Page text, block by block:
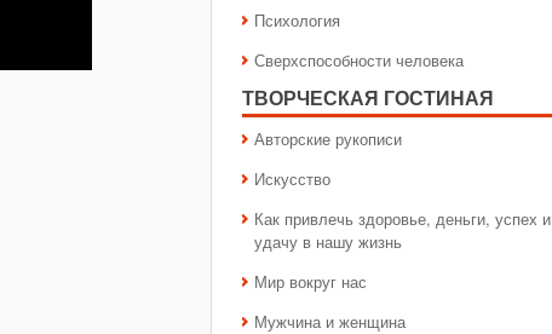
Психология
Сверхспособности человека
ТВОРЧЕСКАЯ ГОСТИНАЯ
Авторские рукописи
Искусство
Как привлечь здоровье, деньги, успех и
удачу в нашу жизнь
Мир вокруг нас
Мужчина и женщина